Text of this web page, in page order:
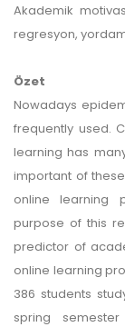
Akademik
regresyon,
Özet
Nowadays
frequently used.
learning has
important of
online learning
purpose of this
predictor of
online learning
386 students
spring